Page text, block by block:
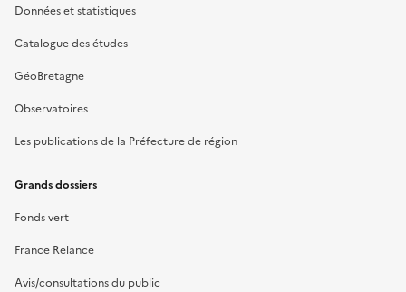
Données et statistiques
Catalogue des études
GéoBretagne
Observatoires
Les publications de la Préfecture de région
Grands dossiers
Fonds vert
France Relance
Avis/consultations du public